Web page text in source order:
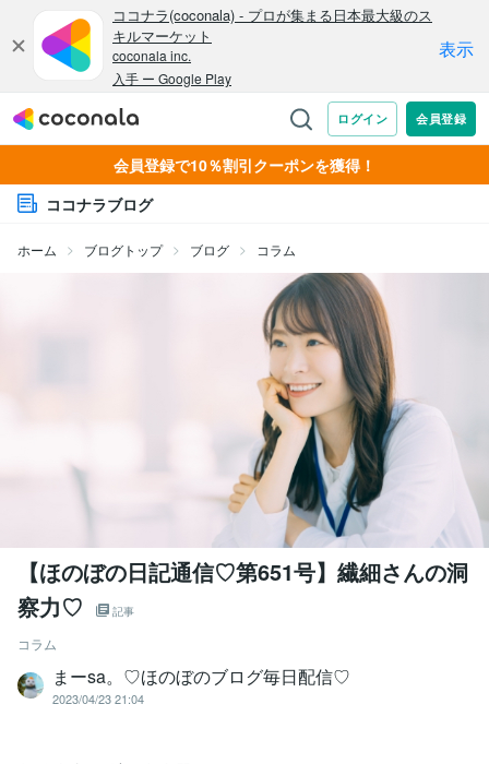
会員登録で10％割引クーポンを獲得！
ココナラブログ
ホーム ブログトップ ブログ コラム
【ほのぼの日記通信♡第651号】繊細さんの洞
察力♡
記事
コラム
まーsa。♡ほのぼのブログ毎日配信♡
2023/04/23 21:04